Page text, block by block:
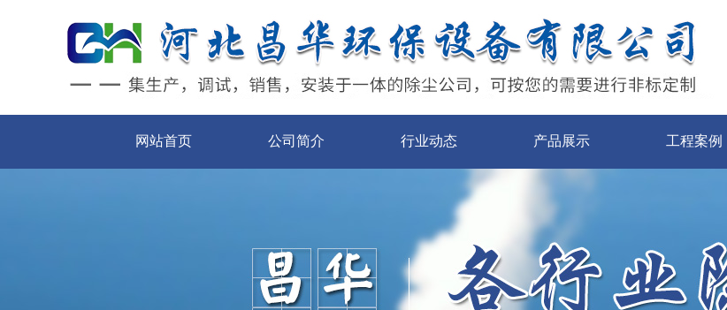
网站首页 公司简介 行业动态 产品展示 工程案例